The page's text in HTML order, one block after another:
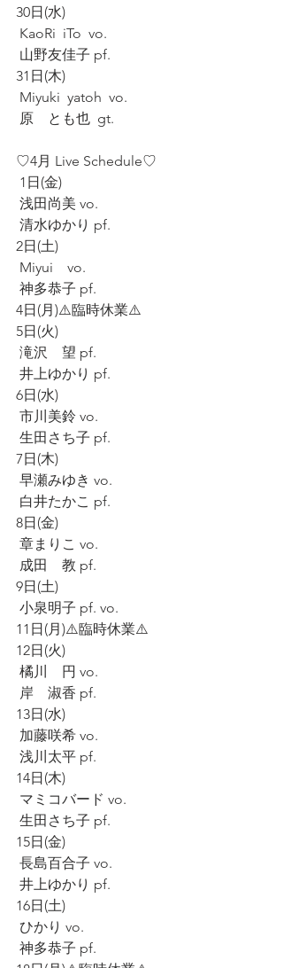
30日(水)
KaoRi  iTo  vo.
山野友佳子 pf.
31日(木)
Miyuki  yatoh  vo.
原　とも也  gt.
♡4月 Live Schedule♡
1日(金)
浅田尚美 vo.
清水ゆかり pf.
2日(土)
Miyui　vo.
神多恭子 pf.
4日(月)⚠️臨時休業⚠️
5日(火)
滝沢　望 pf.
井上ゆかり pf.
6日(水)
市川美鈴 vo.
生田さち子 pf.
7日(木)
早瀬みゆき vo.
白井たかこ pf.
8日(金)
章まりこ vo.
成田　教 pf.
9日(土)
小泉明子 pf. vo.
11日(月)⚠️臨時休業⚠️
12日(火)
橘川　円 vo.
岸　淑香 pf.
13日(水)
加藤咲希 vo.
浅川太平 pf.
14日(木)
マミコバード vo.
生田さち子 pf.
15日(金)
長島百合子 vo.
井上ゆかり pf.
16日(土)
ひかり vo.
神多恭子 pf.